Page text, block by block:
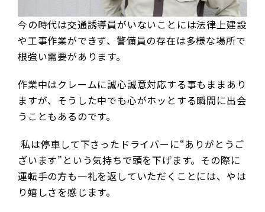
今の時代は交通誘導員がいないことには法律上建設
や工事作業ができず、警備員の存在は多様な場所で
根強い需要があります。
作業中はクレームに誠心誠意対応する事もままあり
ますが、そうした中でも心がホッとする瞬間に出会
うこともあるのです。
私は停車して下さったドライバーに“ありがとうご
ざいます”という気持ちで頭を下げます。その際に
運転手の方も一礼を返していただくことには、やは
り嬉しさを感じます。